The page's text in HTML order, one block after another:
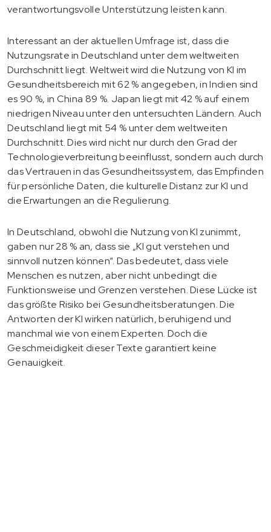
verantwortungsvolle Unterstützung leisten kann.
Interessant an der aktuellen Umfrage ist, dass die
Nutzungsrate in Deutschland unter dem weltweiten
Durchschnitt liegt. Weltweit wird die Nutzung von KI im
Gesundheitsbereich mit 62 % angegeben, in Indien sind
es 90 %, in China 89 %. Japan liegt mit 42 % auf einem
niedrigen Niveau unter den untersuchten Ländern. Auch
Deutschland liegt mit 54 % unter dem weltweiten
Durchschnitt. Dies wird nicht nur durch den Grad der
Technologieverbreitung beeinflusst, sondern auch durch
das Vertrauen in das Gesundheitssystem, das Empfinden
für persönliche Daten, die kulturelle Distanz zur KI und
die Erwartungen an die Regulierung.
In Deutschland, obwohl die Nutzung von KI zunimmt,
gaben nur 28 % an, dass sie „KI gut verstehen und
sinnvoll nutzen können“. Das bedeutet, dass viele
Menschen es nutzen, aber nicht unbedingt die
Funktionsweise und Grenzen verstehen. Diese Lücke ist
das größte Risiko bei Gesundheitsberatungen. Die
Antworten der KI wirken natürlich, beruhigend und
manchmal wie von einem Experten. Doch die
Geschmeidigkeit dieser Texte garantiert keine
Genauigkeit.